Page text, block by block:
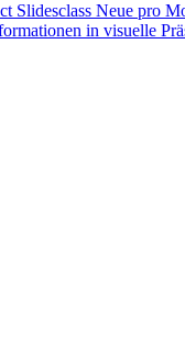
Slidesclass Neue pro
in visuelle